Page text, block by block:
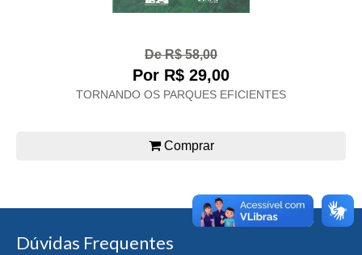
De R$ 58,00
Por R$ 29,00
TORNANDO OS PARQUES EFICIENTES
Comprar
Dúvidas Frequentes